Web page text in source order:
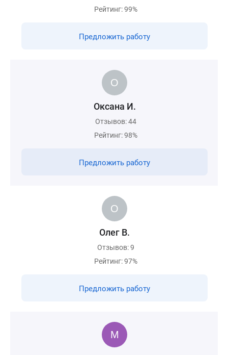
Рейтинг: 99%
Предложить работу
Оксана И.
Отзывов: 44
Рейтинг: 98%
Предложить работу
Олег В.
Отзывов: 9
Рейтинг: 97%
Предложить работу